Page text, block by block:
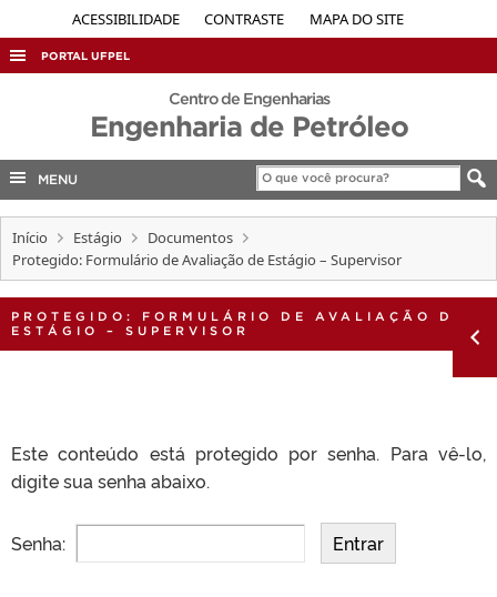
ACESSIBILIDADE CONTRASTE MAPA DO SITE
PORTAL UFPEL
ACESSO À INFORMAÇÃO
AUDITORIA
EDITAIS
INTERNACIONAL
OUVIDORIA
Centro de Engenharias
Engenharia de Petróleo
MENU
Início Estágio
Documentos
Protegido: Formulário de Avaliação de Estágio – Supervisor
PROTEGIDO: FORMULÁRIO DE AVALIAÇÃO DE
ESTÁGIO – SUPERVISOR
Este conteúdo está protegido por senha. Para vê-lo,
digite sua senha abaixo.
Senha: